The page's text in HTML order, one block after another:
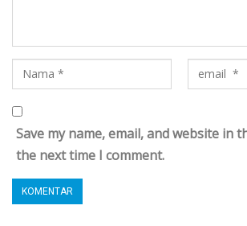
Save my name, email, and website in
the next time I comment.